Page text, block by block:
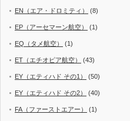
EN（エア・ドロミティ） (8)
EP（アーセマーン航空） (1)
EQ（タメ航空） (1)
ET（エチオピア航空） (43)
EY（エティハド その1） (50)
EY（エティハド その2） (40)
FA（ファーストエアー） (1)